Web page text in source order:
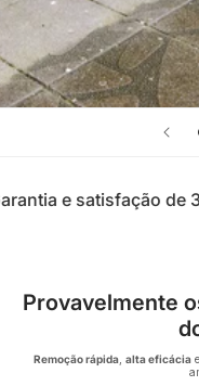
de 30 dias
Provavelmente
Remoção rápida, alta eficáciae